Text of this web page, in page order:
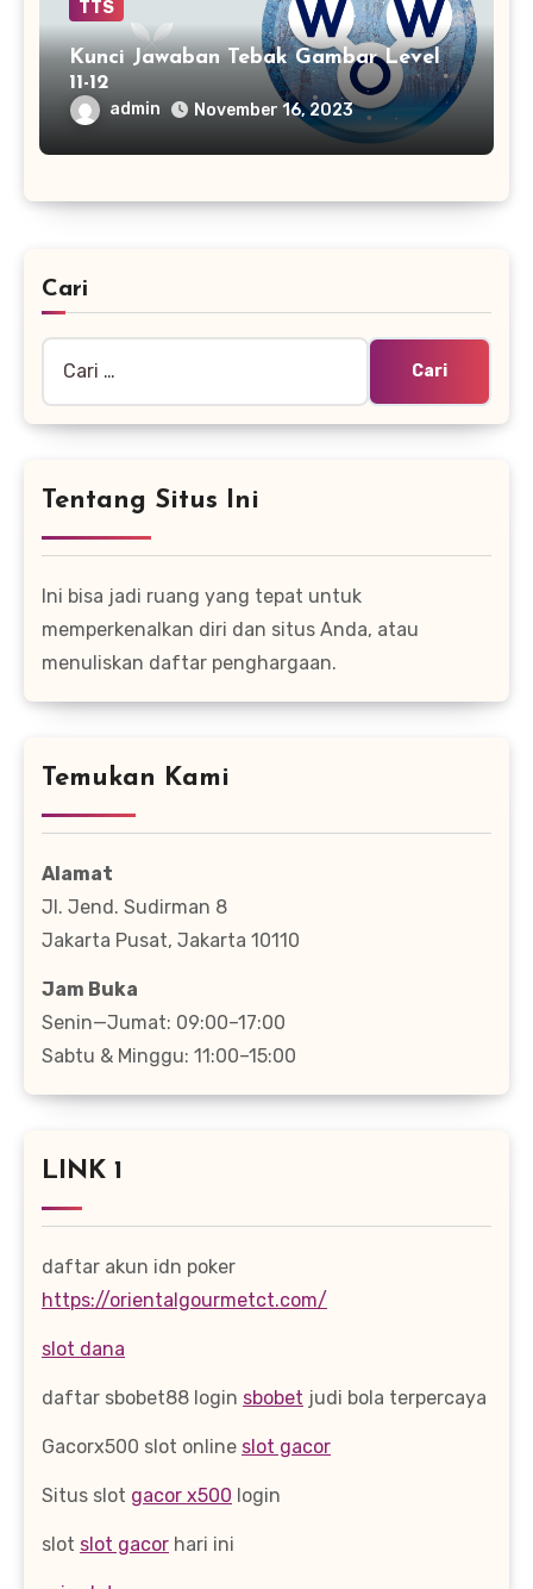
TTS
Kunci Jawaban Tebak Gambar Level
11-12
admin November 16, 2023
Cari
untuk:
Tentang Situs Ini
Ini bisa jadi ruang yang tepat untuk
memperkenalkan diri dan situs Anda, atau
menuliskan daftar penghargaan.
Temukan Kami
Alamat
Jl. Jend. Sudirman 8
Jakarta Pusat, Jakarta 10110
Jam Buka
Senin—Jumat: 09:00–17:00
Sabtu & Minggu: 11:00–15:00
LINK 1
daftar akun idn poker
https://orientalgourmetct.com/
slot dana
daftar sbobet88 login sbobet judi bola terpercaya
Gacorx500 slot online slot gacor
Situs slot gacor x500 login
slot slot gacor hari ini